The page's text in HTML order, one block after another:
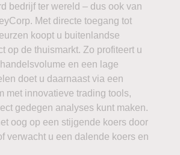
bedrijf ter wereld – dus ook van
Met directe toegang tot
koopt u buitenlandse
op de thuismarkt. Zo profiteert u
en een lage
doet u daarnaast via een
met innovatieve trading tools,
gedegen analyses kunt maken.
oog op een stijgende koers door
verwacht u een dalende koers en